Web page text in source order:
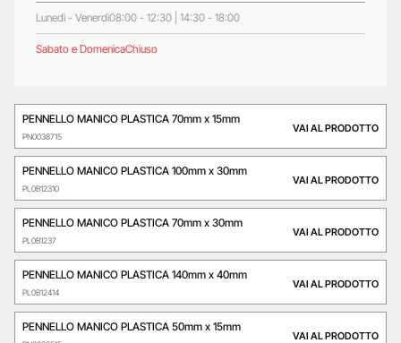
Lunedì - Venerdì08:00 - 12:30 | 14:30 - 18:00
Sabato e DomenicaChiuso
PENNELLO MANICO PLASTICA 70mm x 15mm
PN0038715
VAI AL PRODOTTO
PENNELLO MANICO PLASTICA 100mm x 30mm
PL0B12310
VAI AL PRODOTTO
PENNELLO MANICO PLASTICA 70mm x 30mm
PL0B1237
VAI AL PRODOTTO
PENNELLO MANICO PLASTICA 140mm x 40mm
PL0B12414
VAI AL PRODOTTO
PENNELLO MANICO PLASTICA 50mm x 15mm
VAI AL PRODOTTO